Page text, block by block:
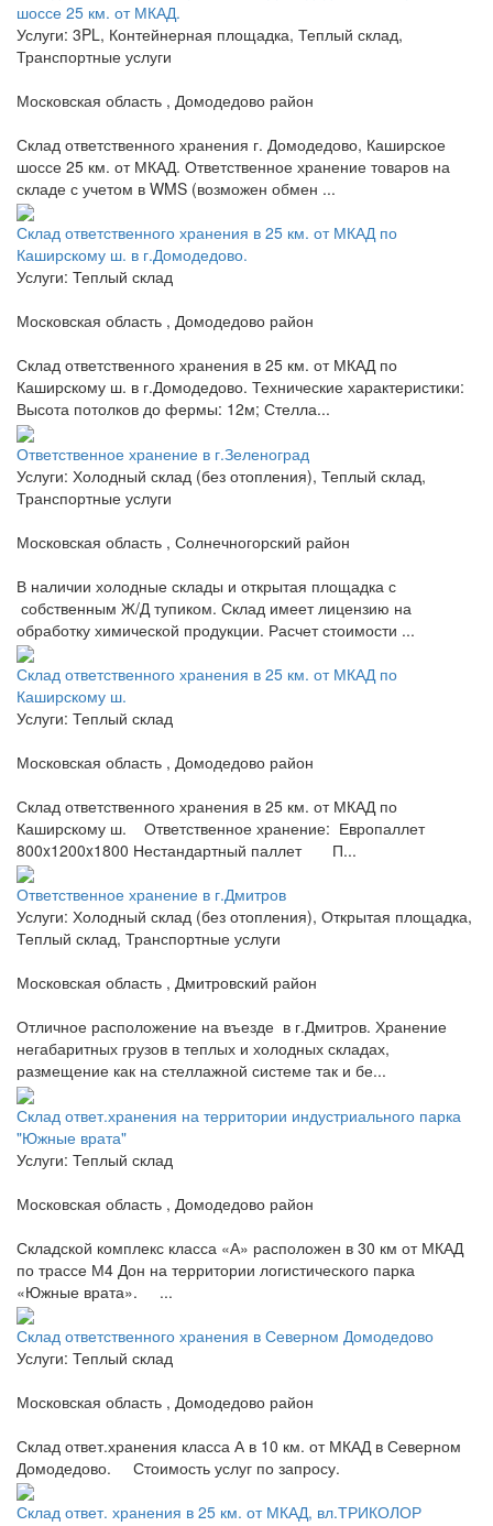
шоссе 25 км. от МКАД.
Услуги: 3PL, Контейнерная площадка, Теплый склад,
Транспортные услуги
Московская область , Домодедово район
Склад ответственного хранения г. Домодедово, Каширское
шоссе 25 км. от МКАД. Ответственное хранение товаров на
складе с учетом в WMS (возможен обмен ...
Склад ответственного хранения в 25 км. от МКАД по
Каширскому ш. в г.Домодедово.
Услуги: Теплый склад
Московская область , Домодедово район
Склад ответственного хранения в 25 км. от МКАД по
Каширскому ш. в г.Домодедово. Технические характеристики:
Высота потолков до фермы: 12м; Стелла...
Ответственное хранение в г.Зеленоград
Услуги: Холодный склад (без отопления), Теплый склад,
Транспортные услуги
Московская область , Солнечногорский район
В наличии холодные склады и открытая площадка с
собственным Ж/Д тупиком. Склад имеет лицензию на
обработку химической продукции. Расчет стоимости ...
Склад ответственного хранения в 25 км. от МКАД по
Каширскому ш.
Услуги: Теплый склад
Московская область , Домодедово район
Склад ответственного хранения в 25 км. от МКАД по
Каширскому ш. Ответственное хранение: Европаллет
800x1200x1800 Нестандартный паллет П...
Ответственное хранение в г.Дмитров
Услуги: Холодный склад (без отопления), Открытая площадка,
Теплый склад, Транспортные услуги
Московская область , Дмитровский район
Отличное расположение на въезде в г.Дмитров. Хранение
негабаритных грузов в теплых и холодных складах,
размещение как на стеллажной системе так и бе...
Склад ответ.хранения на территории индустриального парка
"Южные врата"
Услуги: Теплый склад
Московская область , Домодедово район
Складской комплекс класса «А» расположен в 30 км от МКАД
по трассе М4 Дон на территории логистического парка
«Южные врата». ...
Склад ответственного хранения в Северном Домодедово
Услуги: Теплый склад
Московская область , Домодедово район
Склад ответ.хранения класса А в 10 км. от МКАД в Северном
Домодедово. Стоимость услуг по запросу.
Склад ответ. хранения в 25 км. от МКАД, вл.ТРИКОЛОР